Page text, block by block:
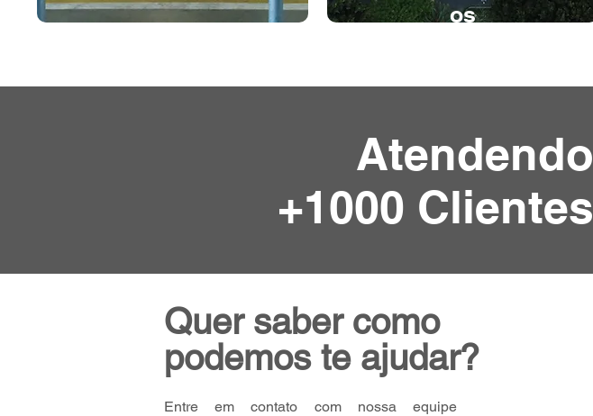
os
Atendendo
+1000 Clientes
Quer saber como
podemos te ajudar?
Entre em contato com nossa equipe